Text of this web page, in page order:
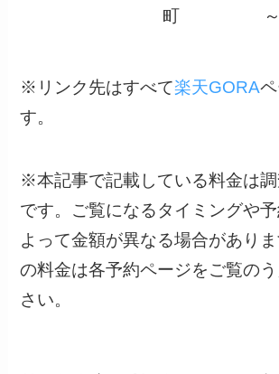
町
～
※リンク先はすべて楽天GORA
す。
※本記事で記載している料金は
です。ご覧になるタイミングや
よって金額が異なる場合があり
の料金は各予約ページをご覧の
さい。